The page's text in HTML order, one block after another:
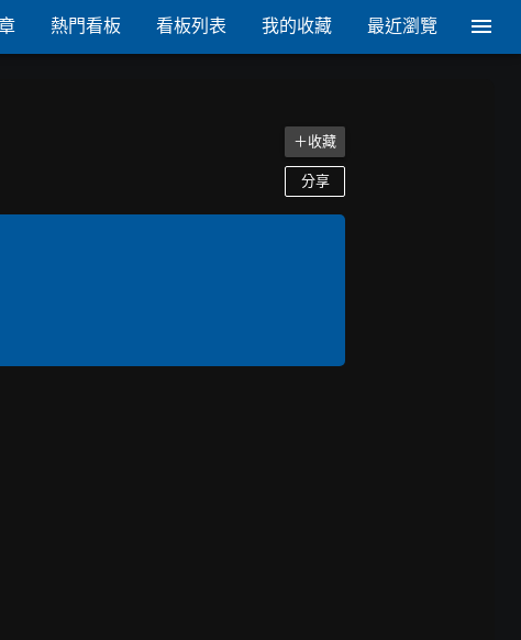
熱門看板 看板列表 我的收藏 最近瀏覽
＋收藏
分享